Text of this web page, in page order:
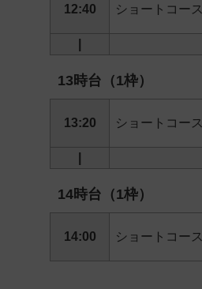
12:40 ショートコース
13時台（1枠）
13:20 ショートコース
14時台（1枠）
14:00 ショートコース